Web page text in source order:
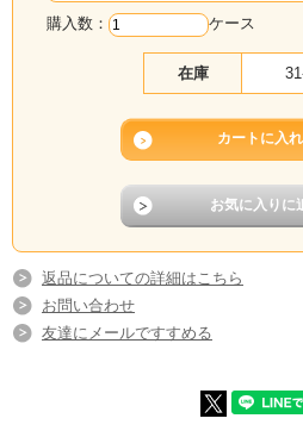
購入数： ケース
在庫
返品についての詳細はこちら
お問い合わせ
友達にメールですすめる